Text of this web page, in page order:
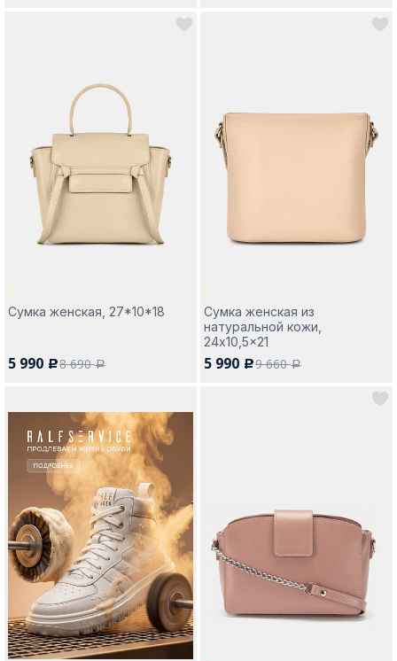
Сумка женская, 27*10*18
5 990 c8 690a
Сумка женская из
натуральной кожи,
24x10,5x21
5 990 c9 660a